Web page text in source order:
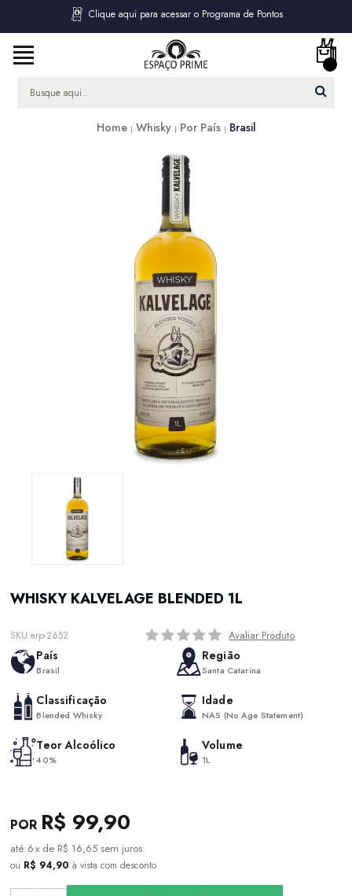
Clique aqui para acessar o Programa de Pontos
Home Whisky Por País Brasil
WHISKY KALVELAGE BLENDED 1L
SKU erp-2652 Avaliar Produto
País
Brasil
Região
Santa Catarina
Classificação
Blended Whisky
Idade
NAS (No Age Statement)
Teor Alcoólico
40%
Volume
1L
R$ 99,90
6x de R$ 16,65 sem juros
ou R$ 94,90à vista com desconto